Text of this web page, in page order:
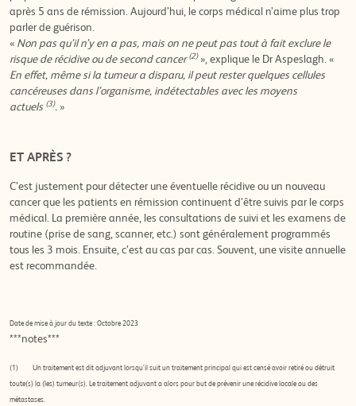
après 5 ans de rémission. Aujourd’hui, le corps médical n’aime plus trop
parler de guérison.
« Non pas qu’il n’y en a pas, mais on ne peut pas tout à fait exclure le
risque de récidive ou de second cancer (2) », explique le Dr Aspeslagh. «
En effet, même si la tumeur a disparu, il peut rester quelques cellules
cancéreuses dans l’organisme, indétectables avec les moyens
actuels (3). »
ET APRÈS ?
C’est justement pour détecter une éventuelle récidive ou un nouveau
cancer que les patients en rémission continuent d’être suivis par le corps
médical. La première année, les consultations de suivi et les examens de
routine (prise de sang, scanner, etc.) sont généralement programmés
tous les 3 mois. Ensuite, c’est au cas par cas. Souvent, une visite annuelle
est recommandée.
Date de mise à jour du texte : Octobre 2023
***notes***
(1) Un traitement est dit adjuvant lorsqu’il suit un traitement principal qui est censé avoir retiré ou détruit
toute(s) la (les) tumeur(s). Le traitement adjuvant a alors pour but de prévenir une récidive locale ou des
métastases.